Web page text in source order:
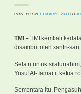
POSTED ON13 MARET 2013 BY
TMI – TMI kembali
disambut oleh santri-
Selain untuk
Yusuf At-Tamani, ketua
Sementara itu,